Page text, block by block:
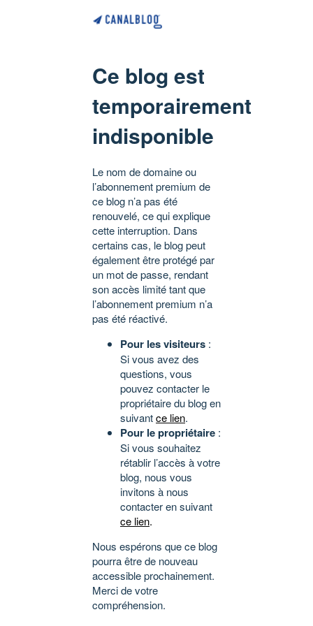
Ce blog est
temporairement
indisponible
Le nom de domaine ou
l’abonnement premium de
ce blog n’a pas été
renouvelé, ce qui explique
cette interruption. Dans
certains cas, le blog peut
également être protégé par
un mot de passe, rendant
son accès limité tant que
l’abonnement premium n’a
pas été réactivé.
Pour les visiteurs :
Si vous avez des
questions, vous
pouvez contacter le
propriétaire du blog en
suivantce lien.
Pour le propriétaire :
Si vous souhaitez
rétablir l’accès à votre
blog, nous vous
invitons à nous
contacter en suivant
ce lien.
Nous espérons que ce blog
pourra être de nouveau
accessible prochainement.
Merci de votre
compréhension.